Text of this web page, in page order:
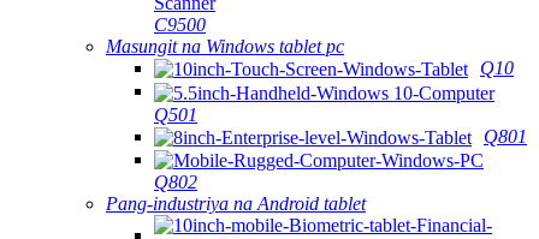
C9500
Masungit na Windows tablet pc
Q10
Q501
Q801
Q802
Pang-industriya na Android tablet